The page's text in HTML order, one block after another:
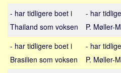
Investering
Pension og opsparing
Forbrug
Social sikring og sundhed
Transport
- har tidligere boet i
Thailand som voksen
- har
P. Møller-
- har tidligere boet i
Brasilien som voksen
- har
P. Møller-